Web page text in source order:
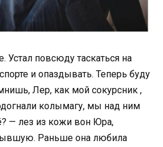
Устал повсюду таскаться на
и опаздывать. Теперь буду
Лер, как мой сокурсник ,
колымагу, мы над ним
— лез из кожи вон Юра,
Раньше она любила